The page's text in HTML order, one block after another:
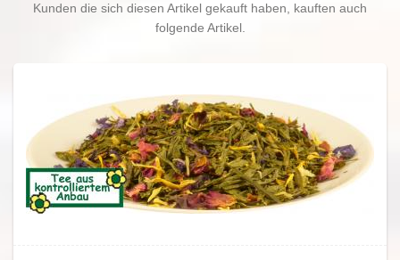
Kunden die sich diesen Artikel gekauft haben, kauften auch
folgende Artikel.